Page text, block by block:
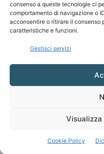
consenso a queste tecnologie ci
comportamento di navigazione o
acconsentire o ritirare il consenso
caratteristiche e funzioni.
Gestisci servizi
Cookie Policy